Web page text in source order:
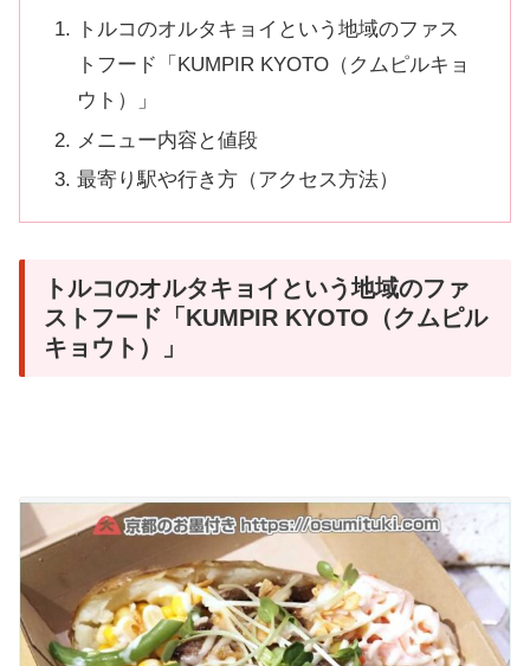
トルコのオルタキョイという地域のファス
トフード「KUMPIR KYOTO（クムピルキョ
ウト）」
メニュー内容と値段
最寄り駅や行き方（アクセス方法）
トルコのオルタキョイという地域のファ
ストフード「KUMPIR KYOTO（クムピル
キョウト）」